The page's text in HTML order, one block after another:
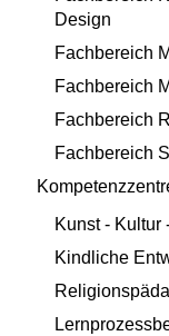
Design
Fachbereich
Fachbereich
Fachbereich
Fachbereich
Kunst - Kultur
Kindliche